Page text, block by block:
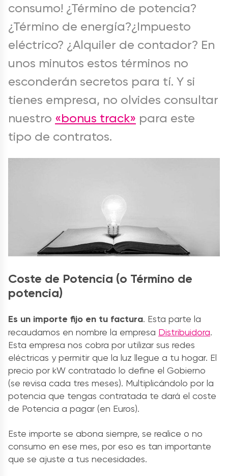
consumo! ¿Término de potencia?
¿Término de energía?¿Impuesto
eléctrico? ¿Alquiler de contador? En
unos minutos estos términos no
esconderán secretos para tí. Y si
tienes empresa, no olvides consultar
nuestro «bonus track» para este
tipo de contratos.
Coste de Potencia (o Término de
potencia)
Es un importe fijo en tu factura. Esta parte la
recaudamos en nombre la empresa Distribuidora.
Esta empresa nos cobra por utilizar sus redes
eléctricas y permitir que la luz llegue a tu hogar. El
precio por kW contratado lo define el Gobierno
(se revisa cada tres meses). Multiplicándolo por la
potencia que tengas contratada te dará el coste
de Potencia a pagar (en Euros).
Este importe se abona siempre, se realice o no
consumo en ese mes, por eso es tan importante
que se ajuste a tus necesidades.